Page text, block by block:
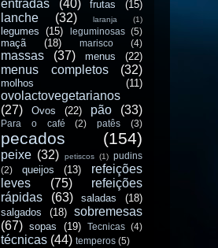
entradas (40) frutas (15)
lanche (32) laranja (1)
legumes (15) leguminosas (5)
maçã (18) marisco (4)
massas (37) menus (22)
menus completos (32)
molhos (11)
ovolactovegetarianos
(27)
Ovos (22) pão (33)
Para o café (2) patês (3)
pecados (154)
peixe (32) petiscos (1) pudins
(2)
queijos (13)
refeições
leves
(75)
refeições
rápidas
(63) saladas
(18)
salgados
(18)
sobremesas
(67) sopas (19) Tecnicas (4)
técnicas (44) temperos (5)